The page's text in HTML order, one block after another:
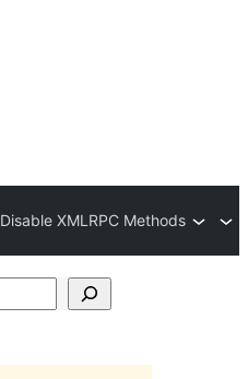
Disable XMLRPC Methods